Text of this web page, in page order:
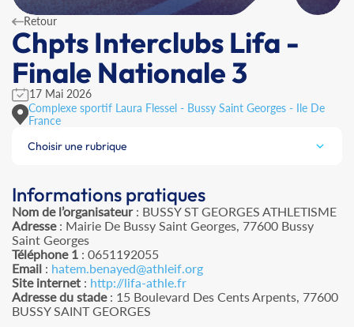
Retour
Chpts Interclubs Lifa -
Finale Nationale 3
17 Mai 2026
Complexe sportif Laura Flessel - Bussy Saint Georges - Ile De
France
Choisir une rubrique
Informations pratiques
Nom de l’organisateur: BUSSY ST GEORGES ATHLETISME
Adresse: Mairie De Bussy Saint Georges, 77600 Bussy
Saint Georges
Téléphone 1 : 0651192055
Email : hatem.benayed@athleif.org
Site internet : http://lifa-athle.fr
Adresse du stade: 15 Boulevard Des Cents Arpents, 77600
BUSSY SAINT GEORGES